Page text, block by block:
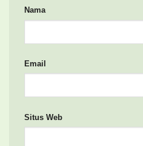
Nama
Email
Situs Web